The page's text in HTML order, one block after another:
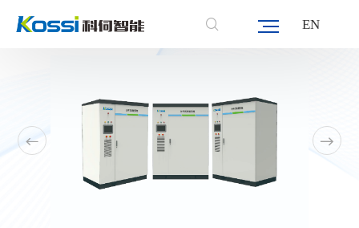
EN
首页 / 产品中心 / 新能源电力变换设备 / 光储及微网